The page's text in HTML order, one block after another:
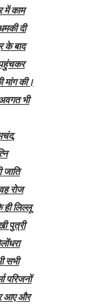
में काम
दी
के बाद
मांग की।
भी
जाति
रोज
ही लिल्लू
पुत्री
सभी
परिजनों
आए और